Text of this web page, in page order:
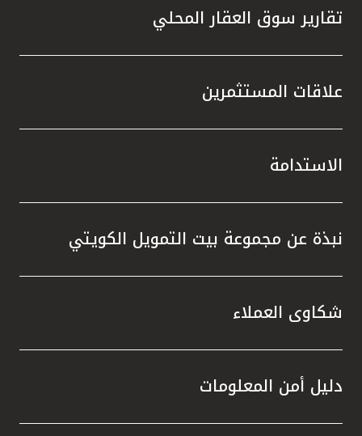
تقارير سوق العقار المحلي
علاقات المستثمرين
الاستدامة
نبذة عن مجموعة بيت التمويل الكويتي
شكاوى العملاء
دليل أمن المعلومات